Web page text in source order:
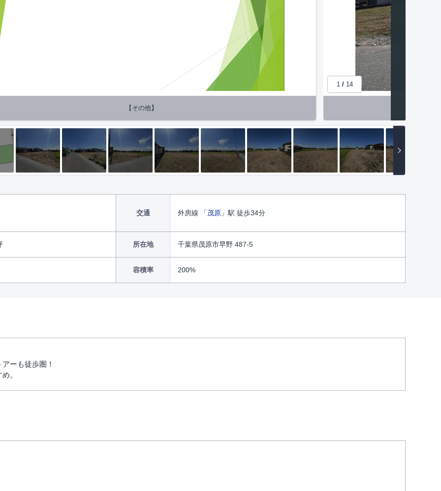
1/ 14
【その他】
交通 外房線 「茂原 」駅 徒歩34分
所在地 千葉県茂原市早野 487-5
容積率 200%
ーも徒歩圏！
。